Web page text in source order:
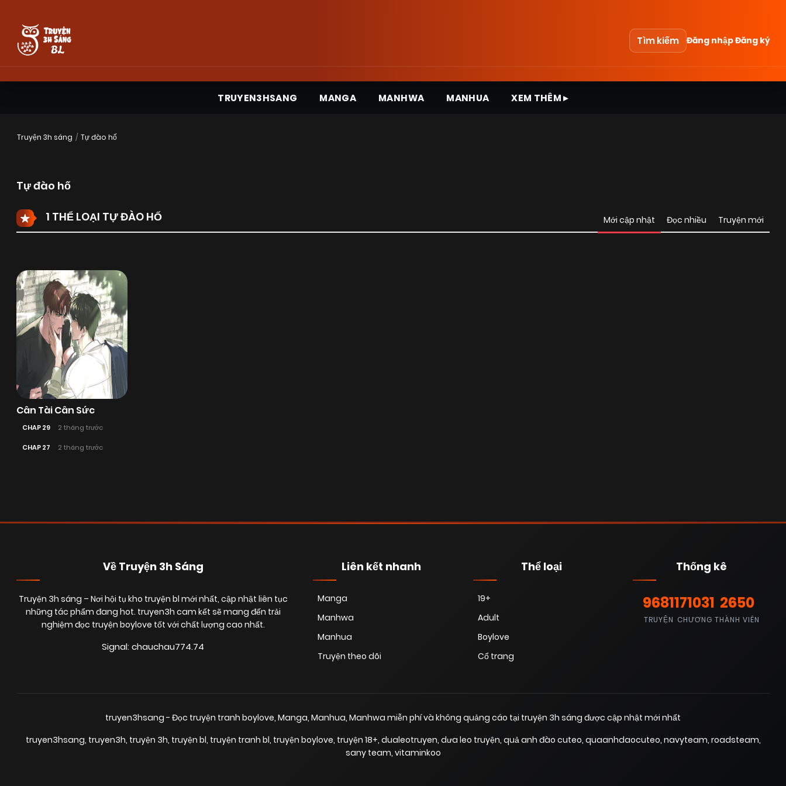
Tìm kiếm Đăng nhậpĐăng ký
TRUYEN3HSANG MANGA MANHWA MANHUA XEM THÊM ▸
Truyện 3h sáng Tự đào hố
Tự đào hố
1 THỂ LOẠI TỰ ĐÀO HỐ Mới cập nhật Đọc nhiều Truyện mới
Cân Tài Cân Sức
CHAP 29 2 tháng trước
CHAP 27 2 tháng trước
Về Truyện 3h Sáng
Truyện 3h sáng – Nơi hội tụ kho truyện bl mới nhất, cập nhật liên tục
những tác phẩm đang hot. truyen3h cam kết sẽ mang đến trải
nghiệm đọc truyện boylove tốt với chất lượng cao nhất.
Signal: chauchau774.74
Liên kết nhanh
Manga
Manhwa
Manhua
Truyện theo dõi
Thể loại
19+
Adult
Boylove
Cổ trang
Thống kê
9681
TRUYỆN
171031
CHƯƠNG
2650
THÀNH VIÊN
truyen3hsang - Đọc truyện tranh boylove, Manga, Manhua, Manhwa miễn phí và không quảng cáo tại truyện 3h sáng được cập nhật mới nhất
truyen3hsang, truyen3h, truyện 3h, truyện bl, truyện tranh bl, truyện boylove, truyện 18+, dualeotruyen, dưa leo truyện, quả anh đào cuteo, quaanhdaocuteo, navyteam, roadsteam,
sany team, vitaminkoo